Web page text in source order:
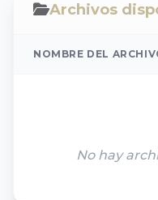
Archivos
NOMBRE DEL
No hay